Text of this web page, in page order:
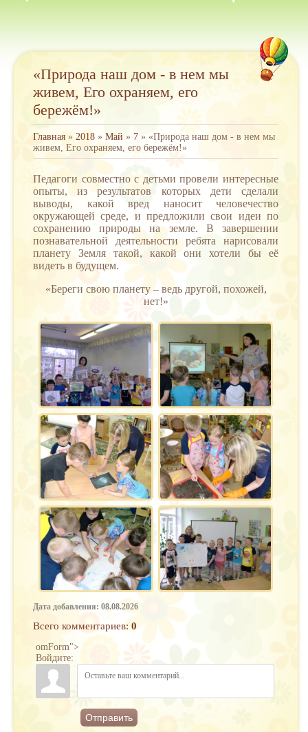
«Природа наш дом - в нем мы
живем, Его охраняем, его
бережём!»
Главная » 2018 » Май » 7 » «Природа наш дом - в нем мы
живем, Его охраняем, его бережём!»
Педагоги совместно с детьми провели интересные
опыты, из результатов которых дети сделали
выводы, какой вред наносит человечество
окружающей среде, и предложили свои идеи по
сохранению природы на земле. В завершении
познавательной деятельности ребята нарисовали
планету Земля такой, какой они хотели бы её
видеть в будущем.
«Береги свою планету – ведь другой, похожей,
нет!»
Дата добавления: 08.08.2026
Всего комментариев: 0
omForm">
Войдите:
Отправить